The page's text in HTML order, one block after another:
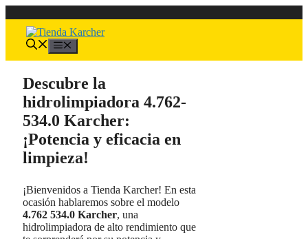
al
contenido
Descubre la
hidrolimpiadora 4.762-
534.0 Karcher:
¡Potencia y eficacia en
limpieza!
¡Bienvenidos a Tienda Karcher! En esta
ocasión hablaremos sobre el modelo
4.762 534.0 Karcher, una
hidrolimpiadora de alto rendimiento que